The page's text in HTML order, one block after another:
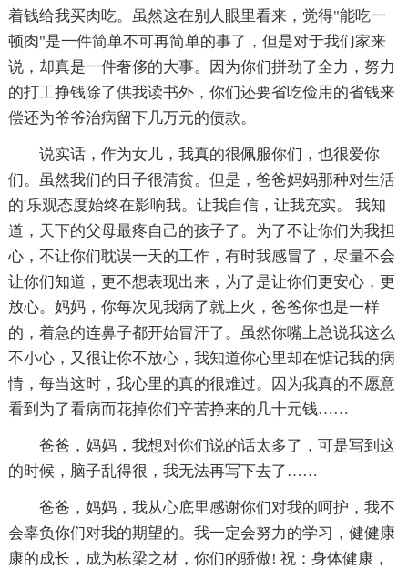
着钱给我买肉吃。虽然这在别人眼里看来，觉得"能吃一
顿肉"是一件简单不可再简单的事了，但是对于我们家来
说，却真是一件奢侈的大事。因为你们拼劲了全力，努力
的打工挣钱除了供我读书外，你们还要省吃俭用的省钱来
偿还为爷爷治病留下几万元的债款。
说实话，作为女儿，我真的很佩服你们，也很爱你
们。虽然我们的日子很清贫。但是，爸爸妈妈那种对生活
的'乐观态度始终在影响我。让我自信，让我充实。 我知
道，天下的父母最疼自己的孩子了。为了不让你们为我担
心，不让你们耽误一天的工作，有时我感冒了，尽量不会
让你们知道，更不想表现出来，为了是让你们更安心，更
放心。妈妈，你每次见我病了就上火，爸爸你也是一样
的，着急的连鼻子都开始冒汗了。虽然你嘴上总说我这么
不小心，又很让你不放心，我知道你心里却在惦记我的病
情，每当这时，我心里的真的很难过。因为我真的不愿意
看到为了看病而花掉你们辛苦挣来的几十元钱……
爸爸，妈妈，我想对你们说的话太多了，可是写到这
的时候，脑子乱得很，我无法再写下去了……
爸爸，妈妈，我从心底里感谢你们对我的呵护，我不
会辜负你们对我的期望的。我一定会努力的学习，健健康
康的成长，成为栋梁之材，你们的骄傲! 祝：身体健康，